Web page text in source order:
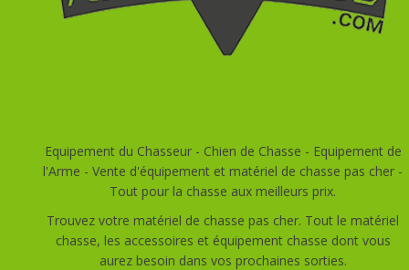
Equipement du Chasseur - Chien de Chasse - Equipement de
l'Arme - Vente d'équipement et matériel de chasse pas cher -
Tout pour la chasse aux meilleurs prix.
Trouvez votre matériel de chasse pas cher. Tout le matériel
chasse, les accessoires et équipement chasse dont vous
aurez besoin dans vos prochaines sorties.